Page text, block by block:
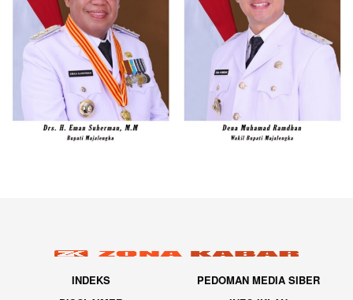
INDEKS
PEDOMAN MEDIA SIBER